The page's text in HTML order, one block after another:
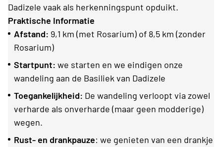
Dadizele vaak als herkenningspunt opduikt.
Praktische Informatie
Afstand: 9,1 km (met Rosarium) of 8,5 km (zonder
Rosarium)
Startpunt: we starten en we eindigen onze
wandeling aan de Basiliek van Dadizele
Toegankelijkheid: De wandeling verloopt via zowel
verharde als onverharde (maar geen modderige)
wegen.
Rust- en drankpauze: we genieten van een drankje